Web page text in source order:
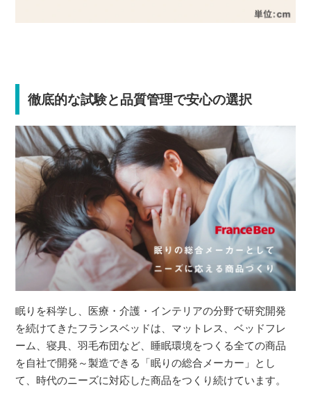
徹底的な試験と品質管理で安心の選択
眠りを科学し、医療・介護・インテリアの分野で研究開発
を続けてきたフランスベッドは、マットレス、ベッドフレ
ーム、寝具、羽毛布団など、睡眠環境をつくる全ての商品
を自社で開発～製造できる「眠りの総合メーカー」とし
て、時代のニーズに対応した商品をつくり続けています。